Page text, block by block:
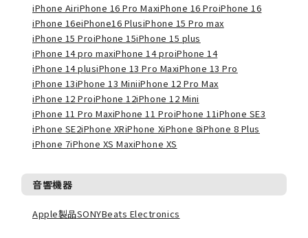
iPhone AiriPhone 16 Pro MaxiPhone 16 ProiPhone 16
iPhone 16eiPhone16 PlusiPhone 15 Pro max
iPhone 15 ProiPhone 15iPhone 15 plus
iPhone 14 pro maxiPhone 14 proiPhone 14
iPhone 14 plusiPhone 13 Pro MaxiPhone 13 Pro
iPhone 13iPhone 13 MiniiPhone 12 Pro Max
iPhone 12 ProiPhone 12iPhone 12 Mini
iPhone 11 Pro MaxiPhone 11 ProiPhone 11iPhone SE3
iPhone SE2iPhone XRiPhone XiPhone 8iPhone 8 Plus
iPhone 7iPhone XS MaxiPhone XS
音響機器
Apple製品SONYBeats Electronics